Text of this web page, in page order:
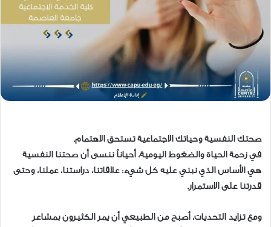
صحتك النفسية وحياتك الاجتماعية تستحق الاهتمام.
في زحمة الحياة والضغوط اليومية، أحياناً ننسى أن صحتنا النفسية
هي الأساس الذي نبني عليه كل شيء: علاقاتنا، دراستنا، عملنا، وحتى
قدرتنا على الاستمرار.
ومع تزايد التحديات، أصبح من الطبيعي أن يمر الكثيرون بمشاعر